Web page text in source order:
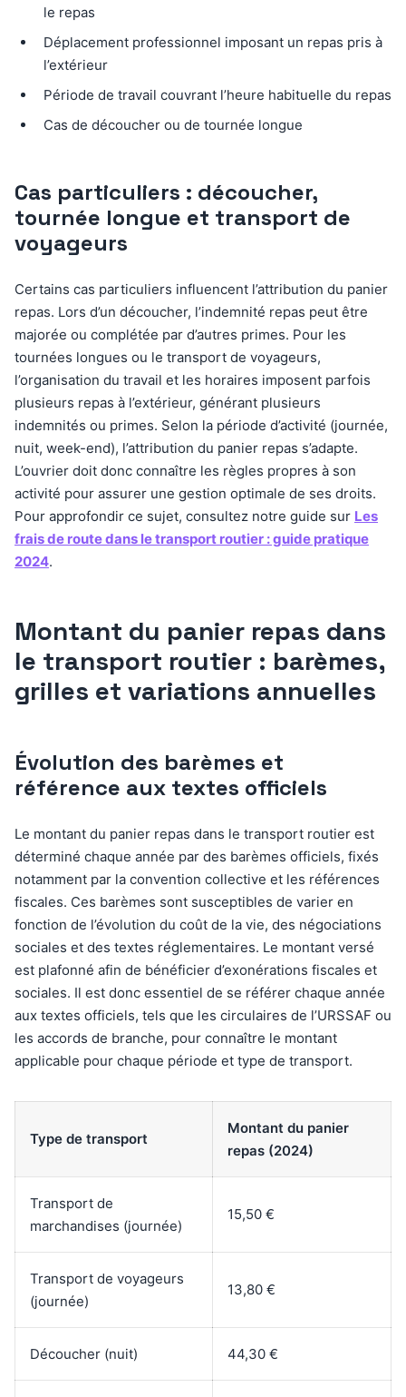
le repas
Déplacement professionnel imposant un repas pris à
l’extérieur
Période de travail couvrant l’heure habituelle du repas
Cas de découcher ou de tournée longue
Cas particuliers : découcher,
tournée longue et transport de
voyageurs
Certains cas particuliers influencent l’attribution du panier
repas. Lors d’un découcher, l’indemnité repas peut être
majorée ou complétée par d’autres primes. Pour les
tournées longues ou le transport de voyageurs,
l’organisation du travail et les horaires imposent parfois
plusieurs repas à l’extérieur, générant plusieurs
indemnités ou primes. Selon la période d’activité (journée,
nuit, week-end), l’attribution du panier repas s’adapte.
L’ouvrier doit donc connaître les règles propres à son
activité pour assurer une gestion optimale de ses droits.
Pour approfondir ce sujet, consultez notre guide sur Les
frais de route dans le transport routier : guide pratique
2024.
Montant du panier repas dans
le transport routier : barèmes,
grilles et variations annuelles
Évolution des barèmes et
référence aux textes officiels
Le montant du panier repas dans le transport routier est
déterminé chaque année par des barèmes officiels, fixés
notamment par la convention collective et les références
fiscales. Ces barèmes sont susceptibles de varier en
fonction de l’évolution du coût de la vie, des négociations
sociales et des textes réglementaires. Le montant versé
est plafonné afin de bénéficier d’exonérations fiscales et
sociales. Il est donc essentiel de se référer chaque année
aux textes officiels, tels que les circulaires de l’URSSAF ou
les accords de branche, pour connaître le montant
applicable pour chaque période et type de transport.
Type de transport
Montant du panier
repas (2024)
Transport de
marchandises (journée)
15,50 €
Transport de voyageurs
(journée)
13,80 €
Découcher (nuit) 44,30 €